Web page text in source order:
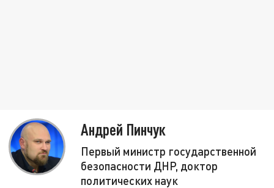
Андрей Пинчук
Первый министр государственной
безопасности ДНР, доктор
политических наук